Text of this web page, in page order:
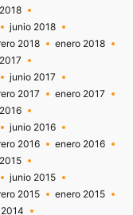
junio 2018
2018
enero 2018
junio 2017
2017
enero 2017
junio 2016
2016
enero 2016
junio 2015
2015
enero 2015